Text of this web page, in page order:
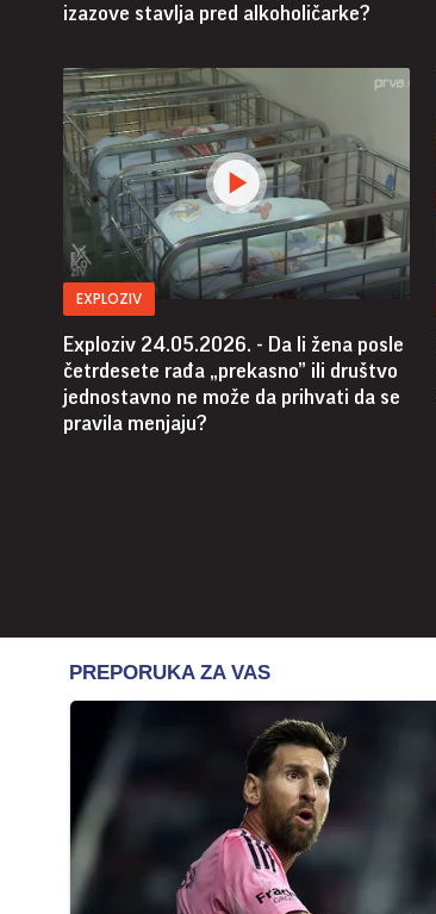
izazove stavlja pred alkoholičarke?
EXPLOZIV
Exploziv 24.05.2026. - Da li žena posle
četrdesete rađa „prekasno” ili društvo
jednostavno ne može da prihvati da se
pravila menjaju?